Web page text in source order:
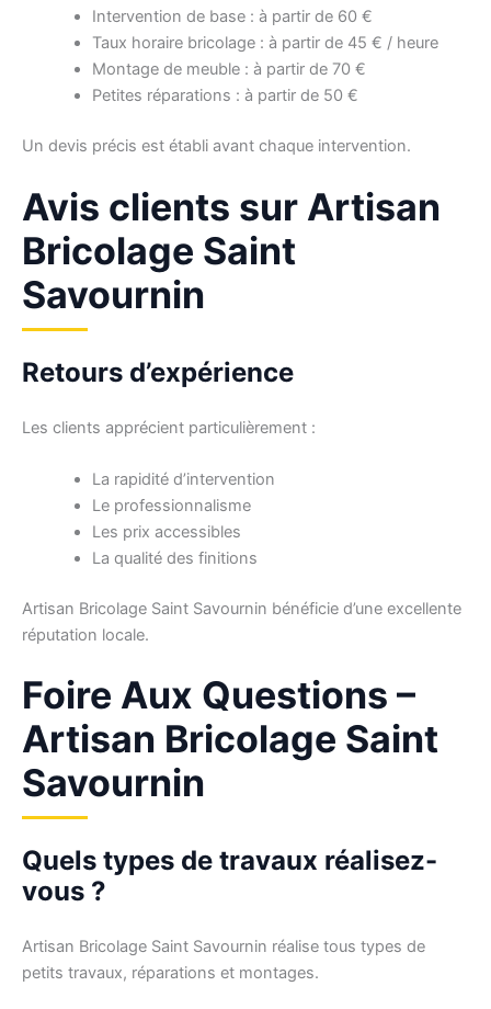
Intervention de base : à partir de 60 €
Taux horaire bricolage : à partir de 45 € / heure
Montage de meuble : à partir de 70 €
Petites réparations : à partir de 50 €
Un devis précis est établi avant chaque intervention.
Avis clients sur Artisan
Bricolage Saint
Savournin
Retours d’expérience
Les clients apprécient particulièrement :
La rapidité d’intervention
Le professionnalisme
Les prix accessibles
La qualité des finitions
Artisan Bricolage Saint Savournin bénéficie d’une excellente
réputation locale.
Foire Aux Questions –
Artisan Bricolage Saint
Savournin
Quels types de travaux réalisez-
vous ?
Artisan Bricolage Saint Savournin réalise tous types de
petits travaux, réparations et montages.